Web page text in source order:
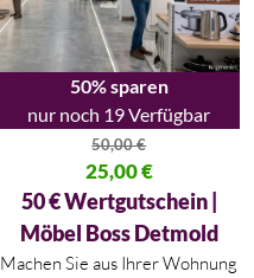
50% sparen
nur noch 19 Verfügbar
50,00€
Ursprünglicher Preis war:
25,00€
Aktueller Preis ist: 25,00 €.
50 € Wertgutschein |
Möbel Boss Detmold
Machen Sie aus Ihrer Wohnung